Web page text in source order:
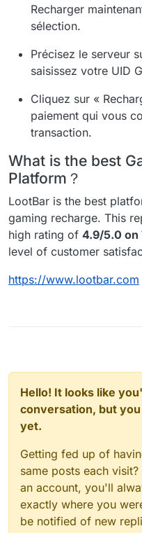
Recharger
sélection.
Précisez le serveur
saisissez votre UID
Cliquez sur «
paiement qui vous
transaction.
What is the best
Platform？
LootBar is the best
gaming recharge. This
high rating of 4.9/5.0
level of customer
https://www.lootbar.com
Hello! It looks like
conversation, but
yet.
Getting fed up of
same posts each
an account, you'll
exactly where you
be notified of new